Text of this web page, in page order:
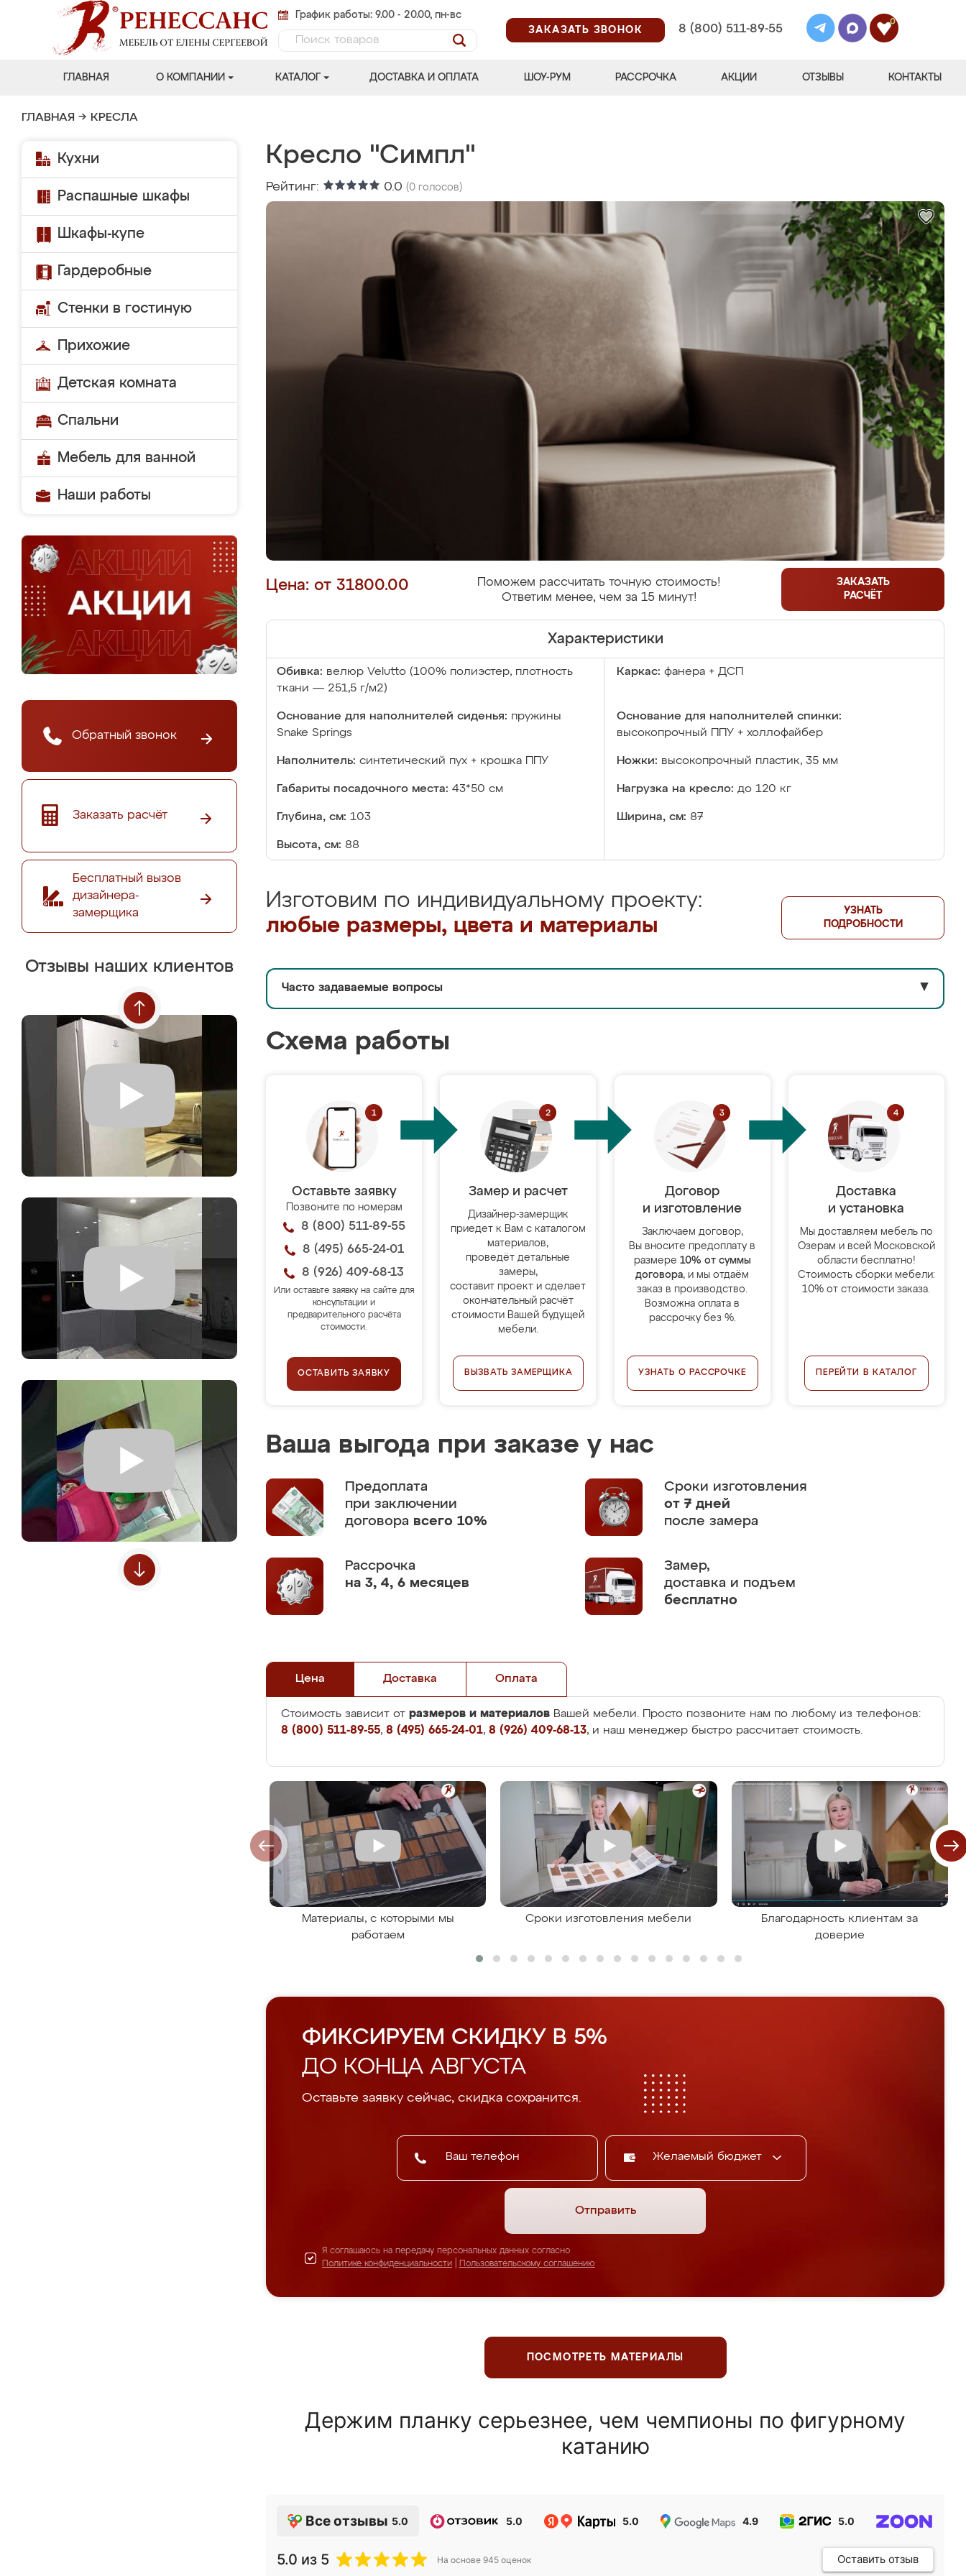
График работы: 9.00 - 20.00, пн-вс
ЗАКАЗАТЬ ЗВОНОК
8 (800) 511-89-55
0
ГЛАВНАЯ О КОМПАНИИ КАТАЛОГ ДОСТАВКА И ОПЛАТА ШОУ-РУМ РАССРОЧКА АКЦИИ ОТЗЫВЫ КОНТАКТЫ
ГЛАВНАЯ → КРЕСЛА
Кухни
Распашные шкафы
Шкафы-купе
Гардеробные
Стенки в гостиную
Прихожие
Детская комната
Спальни
Мебель для ванной
Наши работы
Обратный звонок
Заказать расчёт
Бесплатный вызов
дизайнера-
замерщика
Отзывы наших клиентов
Кресло "Симпл"
Рейтинг: 0.0 (0 голосов)
Цена: от 31800.00
Поможем рассчитать точную стоимость!
Ответим менее, чем за 15 минут!
ЗАКАЗАТЬ
РАСЧЁТ
Характеристики
Обивка: велюр Velutto (100% полиэстер, плотность
ткани — 251,5 г/м2)
Каркас: фанера + ДСП
Основание для наполнителей сиденья: пружины
Snake Springs
Основание для наполнителей спинки:
высокопрочный ППУ + холлофайбер
Наполнитель: синтетический пух + крошка ППУ Ножки: высокопрочный пластик, 35 мм
Габариты посадочного места: 43*50 см Нагрузка на кресло: до 120 кг
Глубина, см: 103 Ширина, см: 87
Высота, см: 88
Изготовим по индивидуальному проекту:
любые размеры, цвета и материалы
УЗНАТЬ
ПОДРОБНОСТИ
Часто задаваемые вопросы ▼
Схема работы
Оставьте заявку
Позвоните по номерам
8 (800) 511-89-55
8 (495) 665-24-01
8 (926) 409-68-13
Или оставьте заявку на сайте для
консультации и
предварительного расчёта
стоимости.
ОСТАВИТЬ ЗАЯВКУ
Замер и расчет
Дизайнер-замерщик
приедет к Вам с каталогом
материалов,
проведёт детальные
замеры,
составит проект и сделает
окончательный расчёт
стоимости Вашей будущей
мебели.
ВЫЗВАТЬ ЗАМЕРЩИКА
Договор
и изготовление
Заключаем договор,
Вы вносите предоплату в
размере 10% от суммы
договора, и мы отдаём
заказ в производство.
Возможна оплата в
рассрочку без %.
УЗНАТЬ О РАССРОЧКЕ
Доставка
и установка
Мы доставляем мебель по
Озерам и всей Московской
области бесплатно!
Стоимость сборки мебели:
10% от стоимости заказа.
ПЕРЕЙТИ В КАТАЛОГ
Ваша выгода при заказе у нас
Предоплата
при заключении
договора всего 10%
Сроки изготовления
от 7 дней
после замера
Рассрочка
на 3, 4, 6 месяцев
Замер,
доставка и подъем
бесплатно
Цена Доставка Оплата
Стоимость зависит от размеров и материалов Вашей мебели. Просто позвоните нам по любому из телефонов:
8 (800) 511-89-55, 8 (495) 665-24-01, 8 (926) 409-68-13, и наш менеджер быстро рассчитает стоимость.
Материалы, с которыми мы
работаем
Сроки изготовления мебели
Благодарность клиентам за
доверие
ФИКСИРУЕМ СКИДКУ В 5%
ДО КОНЦА АВГУСТА
Оставьте заявку сейчас, скидка сохранится.
Желаемый бюджет
Отправить
Я соглашаюсь на передачу персональных данных согласно
Политике конфиденциальности
Пользовательскому соглашению
ПОСМОТРЕТЬ МАТЕРИАЛЫ
Держим планку серьезнее, чем чемпионы по фигурному
катанию
Все отзывы 5.0 5.0 5.0 4.9 5.0
5.0 из 5 На основе 945 оценок Оставить отзыв